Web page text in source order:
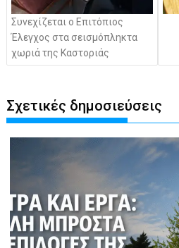
Συνεχίζεται ο Επιτόπιος
Έλεγχος στα σεισμόπληκτα
χωριά της Καστοριάς
Σχετικές δημοσιεύσεις